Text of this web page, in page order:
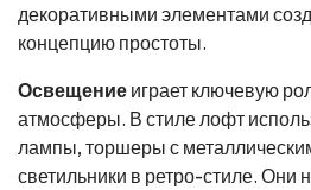
декоративными элементами
концепцию простоты.
Освещение играет ключевую
атмосферы. В стиле лофт
лампы, торшеры с
светильники в ретро-стиле. Они